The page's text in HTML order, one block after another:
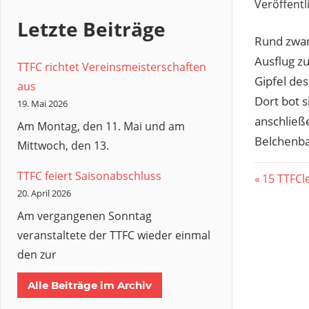
Rund
Ausflug
Gipfel
Dort bot
15
Letzte Beiträge
TTFC richtet Vereinsmeisterschaften
aus
19. Mai 2026
Am Montag, den 11. Mai und am
Mittwoch, den 13.
TTFC feiert Saisonabschluss
20. April 2026
Am vergangenen Sonntag
veranstaltete der TTFC wieder einmal
den zur
Alle Beiträge im Archiv